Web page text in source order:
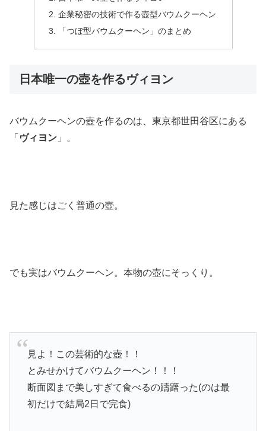
企業秘密の技術で作る壺型バウムクーヘン
「つぼ型バウムクーヘン」のまとめ
日本唯一の壺を作るヴィヨン
バウムクーヘンの壺を作るのは、東京都世田谷区にある
「 ヴィヨン 」。
見た感じはごく普通の壺。
でも実はバウムクーヘン。本物の壺にそっくり。
見よ！この芸術的な壺！！
とみせかけてバウムクーヘン！！！
断面図まで美しすぎて食べるの躊躇った(のは最
初だけで結局2日で完食)